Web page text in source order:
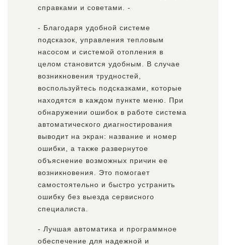
справками и советами. -
- Благодаря удобной системе
подсказок, управления тепловым
насосом и системой отопления в
целом становится удобным. В случае
возникновения трудностей,
воспользуйтесь подсказками, которые
находятся в каждом пункте меню. При
обнаружении ошибок в работе система
автоматического диагностирования
выводит на экран: название и номер
ошибки, а также развернутое
объяснение возможных причин ее
возникновения. Это помогает
самостоятельно и быстро устранить
ошибку без выезда сервисного
специалиста.
- Лучшая автоматика и программное
обеспечение для надежной и